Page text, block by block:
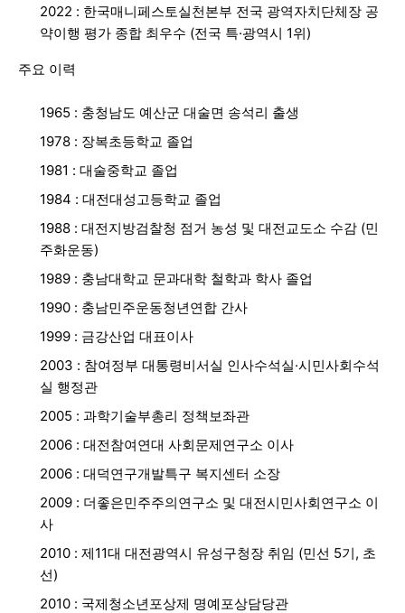
2022 : 한국매니페스토실천본부 전국 광역자치단체장 공
약이행 평가 종합 최우수 (전국 특·광역시 1위)
주요 이력
1965 : 충청남도 예산군 대술면 송석리 출생
1978 : 장복초등학교 졸업
1981 : 대술중학교 졸업
1984 : 대전대성고등학교 졸업
1988 : 대전지방검찰청 점거 농성 및 대전교도소 수감 (민
주화운동)
1989 : 충남대학교 문과대학 철학과 학사 졸업
1990 : 충남민주운동청년연합 간사
1999 : 금강산업 대표이사
2003 : 참여정부 대통령비서실 인사수석실·시민사회수석
실 행정관
2005 : 과학기술부총리 정책보좌관
2006 : 대전참여연대 사회문제연구소 이사
2006 : 대덕연구개발특구 복지센터 소장
2009 : 더좋은민주주의연구소 및 대전시민사회연구소 이
사
2010 : 제11대 대전광역시 유성구청장 취임 (민선 5기, 초
선)
2010 : 국제청소년포상제 명예포상담당관